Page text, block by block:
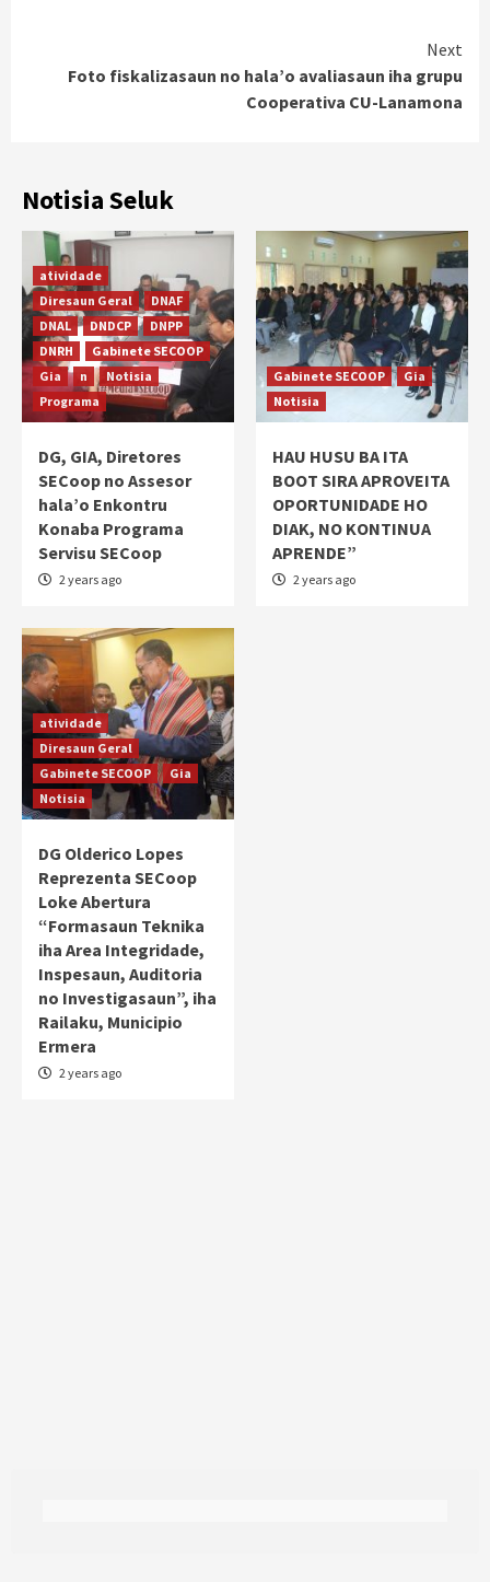
Reading
Next
Foto fiskalizasaun no hala’o avaliasaun iha grupu
Cooperativa CU-Lanamona
Notisia Seluk
atividade
Diresaun Geral
DNAF
DNAL
DNDCP
DNPP
DNRH
Gabinete SECOOP
Gia
n
Notisia
Programa
DG, GIA, Diretores
SECoop no Assesor
hala’o Enkontru
Konaba Programa
Servisu SECoop
2 years ago
Gabinete SECOOP
Gia
Notisia
HAU HUSU BA ITA
BOOT SIRA APROVEITA
OPORTUNIDADE HO
DIAK, NO KONTINUA
APRENDE”
2 years ago
atividade
Diresaun Geral
Gabinete SECOOP
Gia
Notisia
DG Olderico Lopes
Reprezenta SECoop
Loke Abertura
“Formasaun Teknika
iha Area Integridade,
Inspesaun, Auditoria
no Investigasaun”, iha
Railaku, Municipio
Ermera
2 years ago